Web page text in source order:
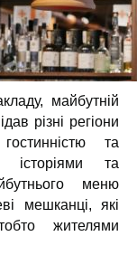
майбутній
різні регіони
та
історіями та
меню
мешканці, які
жителями